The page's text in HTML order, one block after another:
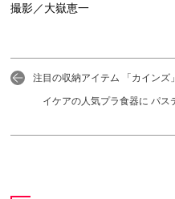
撮影／大嶽恵一
注目の収納アイテム 「カインズ
イケアの人気プラ食器に パ